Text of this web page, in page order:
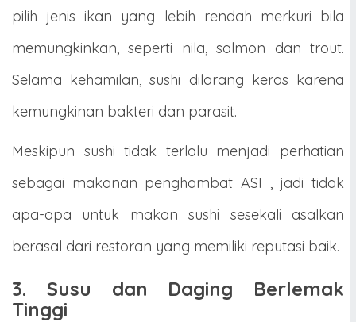
pilih jenis ikan yang lebih rendah merkuri bila
memungkinkan, seperti nila, salmon dan trout.
Selama kehamilan, sushi dilarang keras karena
kemungkinan bakteri dan parasit.
Meskipun sushi tidak terlalu menjadi perhatian
sebagai makanan penghambat ASI , jadi tidak
apa-apa untuk makan sushi sesekali asalkan
berasal dari restoran yang memiliki reputasi baik.
3. Susu dan Daging Berlemak
Tinggi